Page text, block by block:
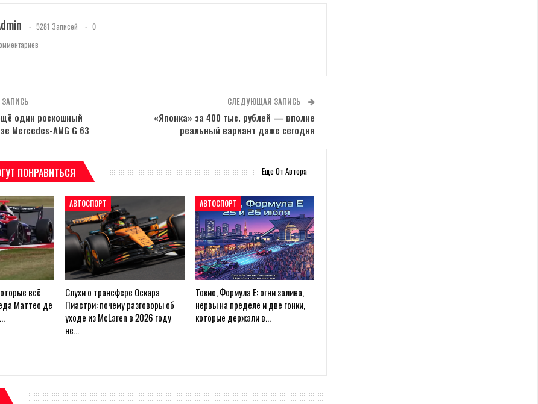
5281 Записей
0
один роскошный
Mercedes-AMG G 63
СЛЕДУЮЩАЯ ЗАПИСЬ
«Японка» за 400 тыс. рублей — вполне
реальный вариант даже сегодня
ПОНРАВИТЬСЯ Еще От Автора
всё
Маттео де
АВТОСПОРТ
Слухи о трансфере Оскара
Пиастри: почему разговоры об
уходе из McLaren в 2026 году
не…
АВТОСПОРТ
Токио, Формула E: огни залива,
нервы на пределе и две гонки,
которые держали в…